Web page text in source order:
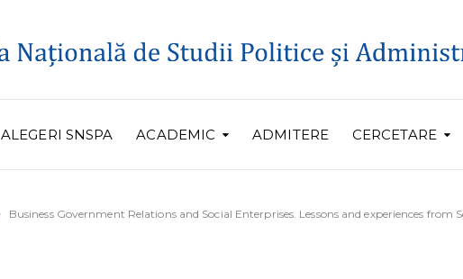
ALEGERI SNSPA ACADEMIC ADMITERE CERCETARE
Business Government Relations and Social Enterprises. Lessons and experiences from